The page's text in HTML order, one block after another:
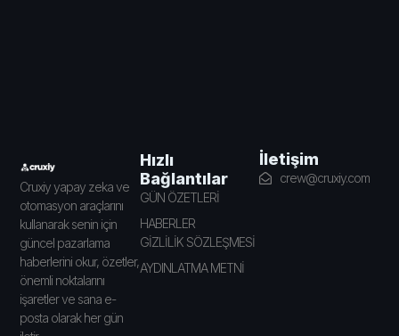
Cruxiy yapay zeka ve
otomasyon araçlarını
kullanarak senin için
güncel pazarlama
haberlerini okur, özetler,
önemli noktalarını
işaretler ve sana e-
posta olarak her gün
Hızlı
Bağlantılar
GÜN ÖZETLERİ
HABERLER
GİZLİLİK SÖZLEŞMESİ
AYDINLATMA METNİ
İletişim
crew@cruxiy.com